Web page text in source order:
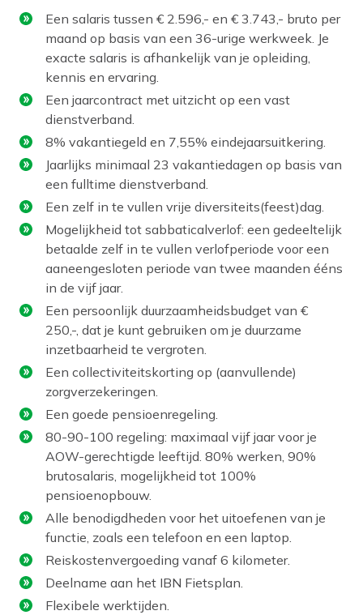
Een salaris tussen € 2.596,- en € 3.743,- bruto per
maand op basis van een 36-urige werkweek. Je
exacte salaris is afhankelijk van je opleiding,
kennis en ervaring.
Een jaarcontract met uitzicht op een vast
dienstverband.
8% vakantiegeld en 7,55% eindejaarsuitkering.
Jaarlijks minimaal 23 vakantiedagen op basis van
een fulltime dienstverband.
Een zelf in te vullen vrije diversiteits(feest)dag.
Mogelijkheid tot sabbaticalverlof: een gedeeltelijk
betaalde zelf in te vullen verlofperiode voor een
aaneengesloten periode van twee maanden ééns
in de vijf jaar.
Een persoonlijk duurzaamheidsbudget van €
250,-, dat je kunt gebruiken om je duurzame
inzetbaarheid te vergroten.
Een collectiviteitskorting op (aanvullende)
zorgverzekeringen.
Een goede pensioenregeling.
80-90-100 regeling: maximaal vijf jaar voor je
AOW-gerechtigde leeftijd. 80% werken, 90%
brutosalaris, mogelijkheid tot 100%
pensioenopbouw.
Alle benodigdheden voor het uitoefenen van je
functie, zoals een telefoon en een laptop.
Reiskostenvergoeding vanaf 6 kilometer.
Deelname aan het IBN Fietsplan.
Flexibele werktijden.